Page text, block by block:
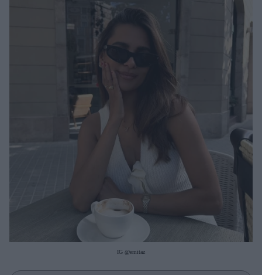
Υγεία + Διατροφή
Fitness
Πρόσωπα
IG @emitaz